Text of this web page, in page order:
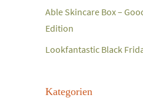
Able Skincare Box –
Edition
Lookfantastic Black
Kategorien